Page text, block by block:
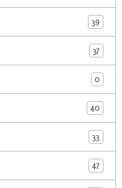
39
37
0
40
33
47